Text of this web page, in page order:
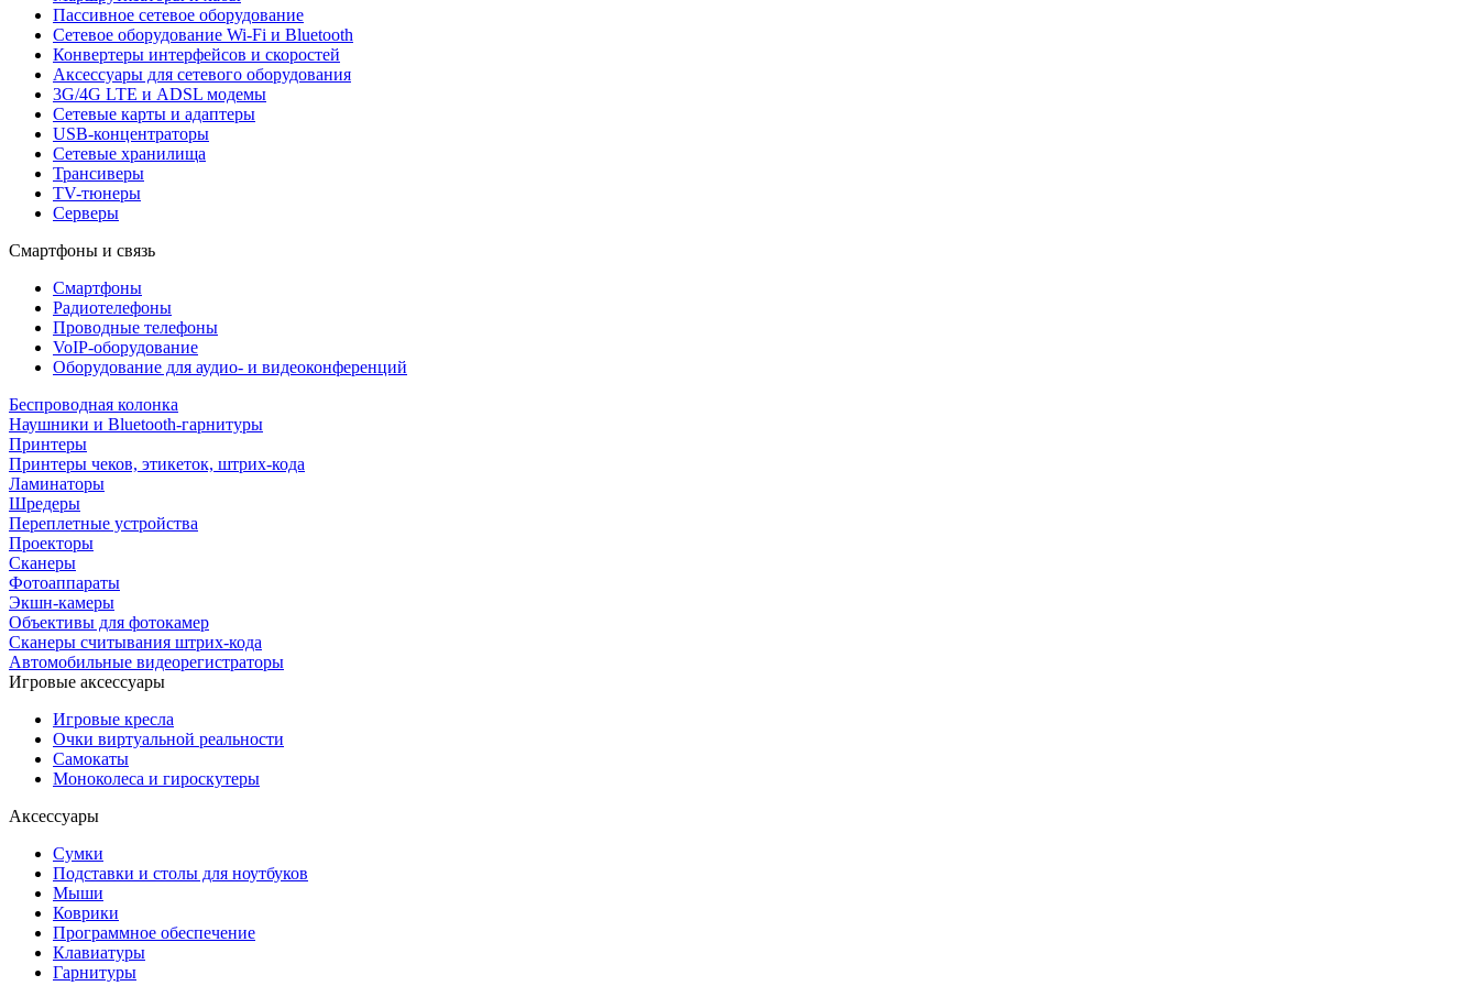
Пассивное сетевое оборудование
Сетевое оборудование Wi-Fi и Bluetooth
Конвертеры интерфейсов и скоростей
Аксессуары для сетевого оборудования
3G/4G LTE и ADSL модемы
Сетевые карты и адаптеры
USB-концентраторы
Сетевые хранилища
Трансиверы
TV-тюнеры
Серверы
Смартфоны и связь
Смартфоны
Радиотелефоны
Проводные телефоны
VoIP-оборудование
Оборудование для аудио- и видеоконференций
Беспроводная колонка
Наушники и Bluetooth-гарнитуры
Принтеры
Принтеры чеков, этикеток, штрих-кода
Ламинаторы
Шредеры
Переплетные устройства
Проекторы
Сканеры
Фотоаппараты
Экшн-камеры
Объективы для фотокамер
Сканеры считывания штрих-кода
Автомобильные видеорегистраторы
Игровые аксессуары
Игровые кресла
Очки виртуальной реальности
Самокаты
Моноколеса и гироскутеры
Аксессуары
Сумки
Подставки и столы для ноутбуков
Мыши
Коврики
Программное обеспечение
Клавиатуры
Гарнитуры